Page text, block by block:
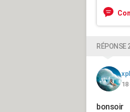
RÉPONSE
18
bonsoir